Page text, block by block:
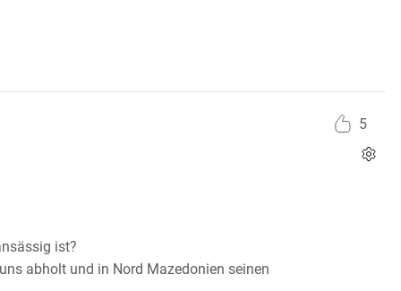
ist?
abholt und in Nord Mazedonien seinen
5